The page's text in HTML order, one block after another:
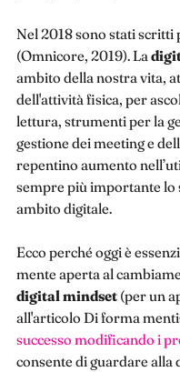
Nel 2018 sono stati
(Omnicore, 2019). La
ambito della nostra vita,
dell'attività fisica, per
lettura, strumenti per la
gestione dei meeting e
repentino aumento
sempre più importante lo
ambito digitale.
Ecco perché oggi è
mente aperta al
digital mindset (per un
all'articolo Di forma
successo modificando i
consente di guardare